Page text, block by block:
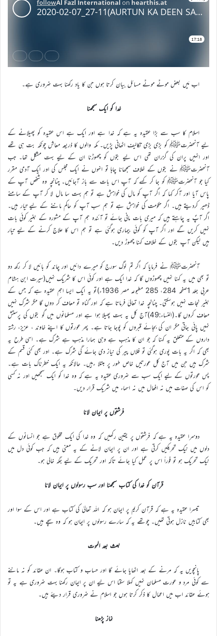
اب مَیں بعض موٹے موٹے مسائل بیان کرتا ہوں جن کا یاد رکھنا بہت ضروری ہے۔
خدا کو ایک سمجھنا
اسلام کا سب سے بڑا عقیدہ یہ ہے کہ خدا ہے اور ایک ہے اس عقیدہ کو پھیلانے کے
لیے آنحضرتﷺ کو بڑی بڑی تکالیف اٹھانی پڑیں۔ مکہ والوں کا ذریعہ معاش چونکہ بت ہی تھے
اور انہیں پران کی گزران تھی اس لیے بتوں کو چھوڑنا ان کے لیے بہت مشکل تھا۔ جب
آنحضرتﷺ نے بتوں کے خلاف سمجھانا چاہا تو انہوں نے ایک مجلس کی اور ایک آدمی مقرر
کیا جو آنحضرتﷺ کو جا کر کہے کہ آپ اس بات سے باز آجائیں۔ چنانچہ وہ شخص آپ کے
پاس آیا اور آکر کہا کہ اگر آپ کو مال کی خواہش ہے تو ہم بہت سا مال لا کر آپ کے سامنے
ڈھیر کردیتے ہیں۔ اگر حکومت کی خواہش ہے تو ہم سب آپ کو حاکم ماننے کے لیے تیار ہیں۔
اگر آپؐ یہ چاہتے ہیں کہ میری بات مانی جائے تو آئندہ ہم آپ کے مشورہ کے بغیر کوئی بات
نہیں کریں گے اور اگر آپ کو کوئی بیماری ہوگئی ہے تو ہم اس کا علاج کرنے کے لیے تیار
ہیں لیکن آپ بتوں کے خلاف کہنا چھوڑ دیں۔
آنحضرتﷺ نے فرمایا کہ اگر تم لوگ سورج کو میرے دائیں اور چاند کو بائیں لا کر رکھ دو
تو بھی میں یہ کہنا نہیں چھوڑوں گا کہ خدا ایک ہے اور کوئی اس کا شریک نہیں(سیرت ابن ہشام
عربی جلد 1صفحہ 284، 285 مطبوعہ مصر 1936ء)تو یہ ایک ایسا اہم عقیدہ ہے کہ جس کے
بغیر نجات نہیں ہوسکتی۔ چنانچہ خدا تعالیٰ فرماتا ہے کہ اور گناہ تو معاف کر دوں گا مگر شرک نہیں
معاف کروں گا۔(النساء:49)آج کل یہ بہت پھیلا ہوا ہے اور مسلمانوں میں گو بتوں کی پرستش
نہیں پائی جاتی مگر ان کی بجائے قبروں کو پوجا جاتا ہے۔ پھر عورتوں کا اپنے خاوند ، عزیز، رشتہ
داروں کے متعلق یہ کہنا کہ جو ان کا مذہب ہے وہی ہمارا مذہب ہے شرک ہے۔ اسی طرح یہ
بھی کہ اگر یہ بات پوری ہوگئی تو فلاں پیر کی نیاز دی جائے گی شرک ہے۔ اور بھی کئی قسم کے
شرک ہیں جن میں آج کل عورتیں خاص طور پر مبتلا ءہیں۔ حالانکہ یہ ایک خطرناک بات ہے۔
پس عورتوں کے لیے ایک سب سے ضروری عقیدہ یہ ہے کہ وہ خدا کو ایک سمجھیں اور نہ کسی
کو اس کی صفات میں نہ افعال میں نہ اسماء میں شریک قرار دیں۔
فرشتوں پر ایمان لانا
دوسرا عقیدہ یہ ہے کہ فرشتوں پر یقین رکھیں کہ وہ خدا کی ایک مخلوق ہے جو انسانوں کے
دلوں میں نیک تحریکیں کرتی ہے اور ان پر ایمان لانے کے یہ معنی ہیں کہ جب کوئی دل میں
نیک تحریک ہو تو فوراً اس پر عمل کیا جائے تاکہ اور تحریک کے لیے جگہ خالی ہو۔
قرآن کو خدا کی کتاب سمجھنا اور سب رسولوں پر ایمان لانا
تیسرا عقیدہ یہ ہے کہ قرآن کریم پر ایمان ہو کہ اللہ تعالیٰ کی کتاب ہے اور اس کے سوا اور
بھی کتابیں نازل ہوتی تھیں۔ چوتھے یہ کہ سارے رسولوں پر ایمان ہو کہ وہ سچے ہیں۔
بعث بعد الموت
پانچویں یہ کہ مرنے کے بعد اٹھایا جائے گا اور حساب و کتاب ہوگا۔ ان عقائد کو نہ ماننے
سے کوئی مرد و عورت مسلمان نہیں کہلا سکتا اس لیے ان پر ایمان رکھنا بہت ضروری ہے یہ تو
ہوئے عقائد اب میں اعمال کا ذکر کرتا ہوں جو اسلام نے ضروری قرار دیئے ہیں۔
نماز پڑھنا